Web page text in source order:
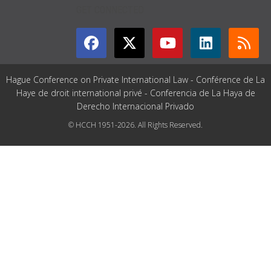
Hague Conference on Private International Law - Conférence de La
Haye de droit international privé - Conferencia de La Haya de
Derecho Internacional Privado
© HCCH 1951-2026. All Rights Reserved.